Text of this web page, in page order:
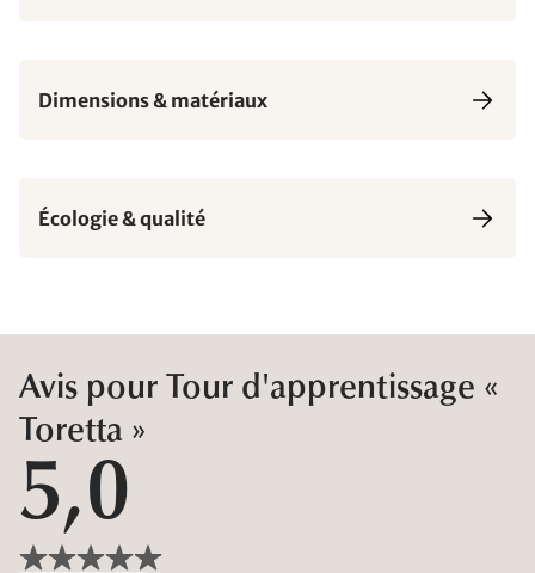
Dimensions & matériaux
Écologie & qualité
Avis pour Tour d'apprentissage «
Toretta »
5,0